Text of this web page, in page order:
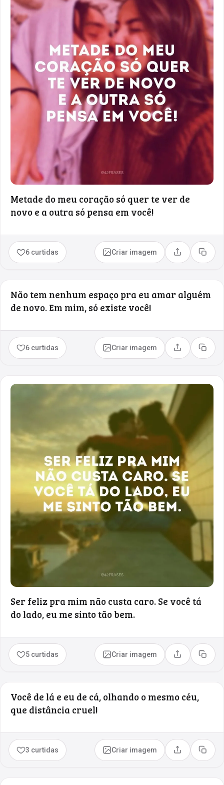
Metade do meu coração só quer te ver de
novo e a outra só pensa em você!
6 curtidas Criar imagem Compartilhar
Copiar
Não tem nenhum espaço pra eu amar alguém
de novo. Em mim, só existe você!
6 curtidas Criar imagem Compartilhar
Copiar
Ser feliz pra mim não custa caro. Se você tá
do lado, eu me sinto tão bem.
5 curtidas Criar imagem Compartilhar
Copiar
Você de lá e eu de cá, olhando o mesmo céu,
que distância cruel!
3 curtidas Criar imagem Compartilhar
Copiar